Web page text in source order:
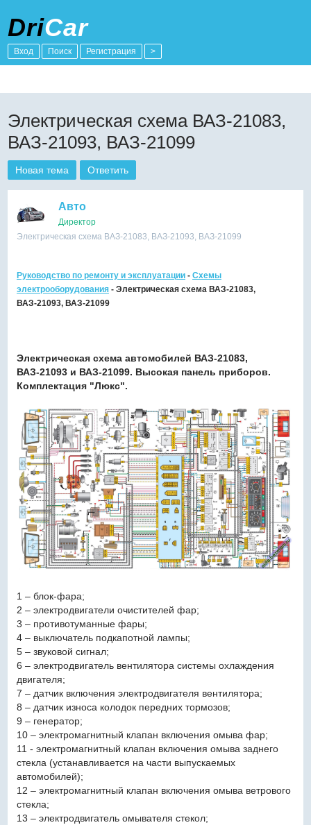
DriCar
Вход Поиск Регистрация >
Электрическая схема ВАЗ-21083,
ВАЗ-21093, ВАЗ-21099
Новая тема Ответить
Авто
Директор
Электрическая схема ВАЗ-21083, ВАЗ-21093, ВАЗ-21099
Руководство по ремонту и эксплуатации- Схемы
электрооборудования- Электрическая схема ВАЗ-21083,
ВАЗ-21093, ВАЗ-21099
Электрическая схема автомобилей ВАЗ-21083,
ВАЗ-21093 и ВАЗ-21099. Высокая панель приборов.
Комплектация "Люкс".
1 – блок-фара;
2 – электродвигатели очистителей фар;
3 – противотуманные фары;
4 – выключатель подкапотной лампы;
5 – звуковой сигнал;
6 – электродвигатель вентилятора системы охлаждения
двигателя;
7 – датчик включения электродвигателя вентилятора;
8 – датчик износа колодок передних тормозов;
9 – генератор;
10 – электромагнитный клапан включения омыва фар;
11 - электромагнитный клапан включения омыва заднего
стекла (устанавливается на части выпускаемых
автомобилей);
12 – электромагнитный клапан включения омыва ветрового
стекла;
13 – электродвигатель омывателя стекол;